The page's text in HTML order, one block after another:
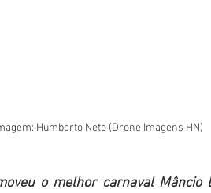
Humberto Neto (Drone Imagens HN)
o melhor carnaval